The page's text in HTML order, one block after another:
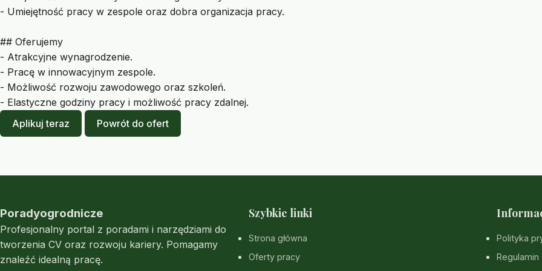
- Umiejętność pracy w zespole oraz dobra organizacja pracy.
## Oferujemy
- Atrakcyjne wynagrodzenie.
- Pracę w innowacyjnym zespole.
- Możliwość rozwoju zawodowego oraz szkoleń.
- Elastyczne godziny pracy i możliwość pracy zdalnej.
Aplikuj teraz
Powrót do ofert
Poradyogrodnicze
Profesjonalny portal z poradami i narzędziami do
tworzenia CV oraz rozwoju kariery. Pomagamy
znaleźć idealną pracę.
Szybkie linki
Strona główna
Oferty pracy
Polityka
Regulamin